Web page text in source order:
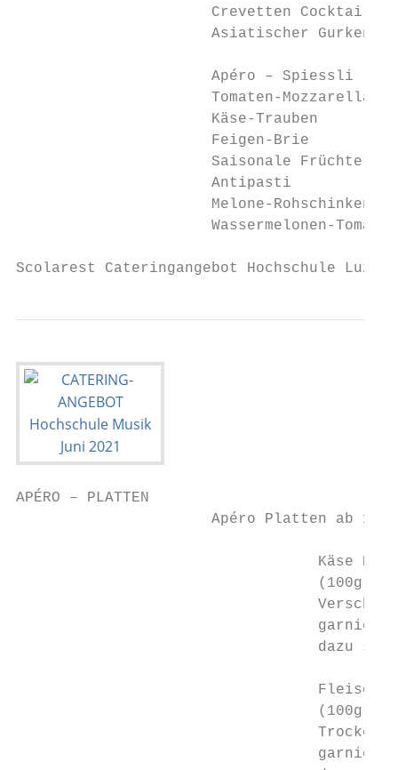
Crevetten Cocktail
Asiatischer
                      Apéro – Spiessli
Tomaten-Mozzarella
Käse-Trauben
Feigen-Brie
Saisonale Früchte
Antipasti
Melone-Rohschinken
Wassermelonen-
Scolarest Cateringangebot Hochschule
APÉRO – PLATTEN
Apéro Platten ab 10
Käse
(100g
garniert
dazu
Fleisch
(100g